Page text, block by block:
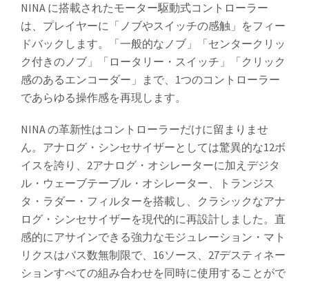
NINA に搭載されたモーター駆動式コントローラー
は、プレイヤーに「ノブやスイッチの感触」をフィー
ドバックします。「一般的なノブ」「センタークリッ
ク付きのノブ」「ロータリー・スイッチ」「クリック
感のあるエンコーダー」まで、1つのコントローラー
であらゆる操作感を再現します。
NINA の革新性はコントローラーだけに留まりませ
ん。アナログ・シンセサイザーとしては驚異的な12ボ
イスを誇り、2アナログ・オシレーターに加えデジタ
ル・ウェーブテーブル・オシレーター、トランジス
タ・ラダー・フィルターを搭載し、クラシックなアナ
ログ・シンセサイザーを現代的に再設計しました。直
感的にアサインできる強力なモジュレーション・マト
リクスはバス数無制限で、16ソース、27デスティネー
ションすべての組み合わせを同時に使用することがで